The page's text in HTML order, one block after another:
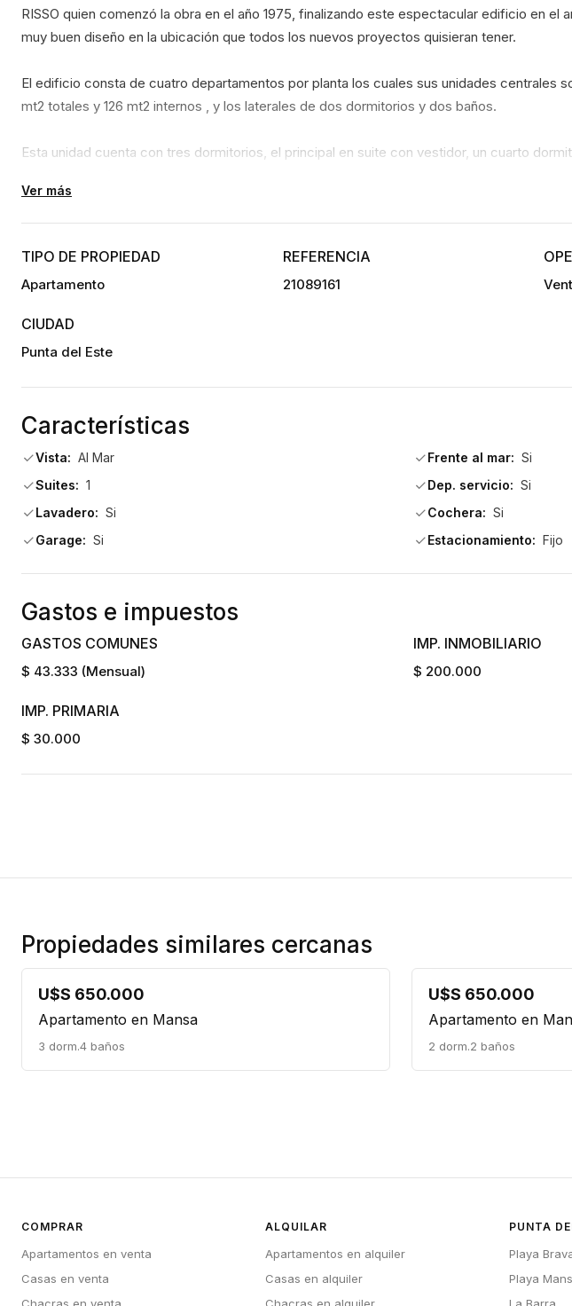
RISSO quien comenzó la obra en el año 1975, finalizando este espectacular edificio en el
muy buen diseño en la ubicación que todos los nuevos proyectos quisieran tener.
El edificio consta de cuatro departamentos por planta los cuales sus unidades centrales
mt2 totales y 126 mt2 internos , y los laterales de dos dormitorios y dos baños.
Esta unidad cuenta con tres dormitorios, el principal en suite con vestidor, un cuarto
El departamento tiene una gran terraza al mar, con cerramiento de aluminio y DVH .
Ver más
TIPO DE PROPIEDAD
Apartamento
REFERENCIA
21089161
CIUDAD
Punta del Este
Características
Vista: Al Mar Frente al mar: Si
Suites: 1 Dep. servicio: Si
Lavadero: Si Cochera: Si
Garage: Si Estacionamiento: Fijo
Gastos e impuestos
GASTOS COMUNES
$ 43.333 (Mensual)
IMP. INMOBILIARIO
$ 200.000
IMP. PRIMARIA
$ 30.000
Propiedades similares cercanas
U$S 650.000
Apartamento en Mansa
3 dorm.4 baños
U$S 650.000
Apartamento en
2 dorm.2 baños
COMPRAR
Apartamentos en venta
Casas en venta
ALQUILAR
Apartamentos en alquiler
Casas en alquiler
PUNTA
Playa
Playa